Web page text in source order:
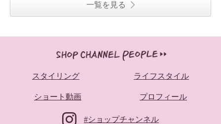
一覧を見る
スタイリング ライフスタイル
ショート動画 プロフィール
#ショップチャンネル